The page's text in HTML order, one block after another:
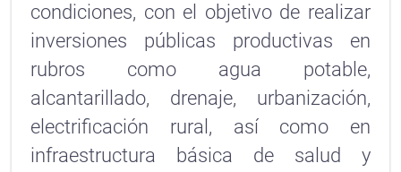
condiciones, con el objetivo de realizar
inversiones públicas productivas en
rubros como agua potable,
alcantarillado, drenaje, urbanización,
electrificación rural, así como en
infraestructura básica de salud y